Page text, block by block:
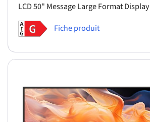
LCD 50" Message Large Format Display
Fiche produit